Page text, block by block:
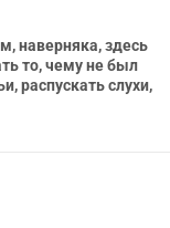
наверняка, здесь
то, чему не был
распускать слухи,